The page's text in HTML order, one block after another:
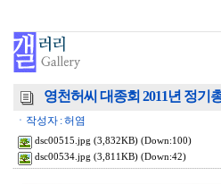
영천허씨 대종회 2011년 정기
ㆍ작성자 : 허염
dsc00515.jpg (3,832KB) (Down:100)
dsc00534.jpg (3,811KB) (Down:42)